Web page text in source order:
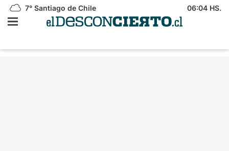
7° Santiago de Chile 06:04 HS.